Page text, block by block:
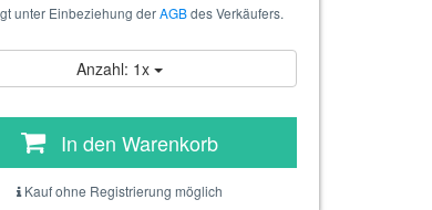
unter Einbeziehung derAGBdes Verkäufers.
Anzahl: 1x
In den Warenkorb
Kauf ohne Registrierung möglich